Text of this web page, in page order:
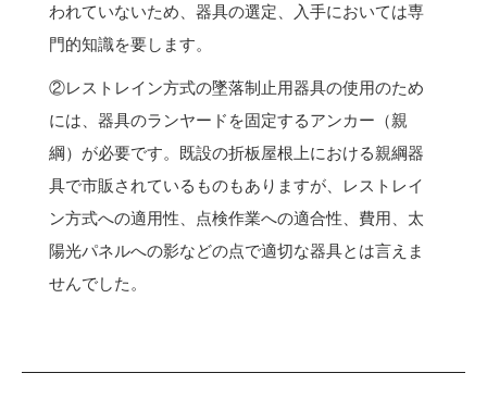
われていないため、器具の選定、入手においては専
門的知識を要します。
②レストレイン方式の墜落制止用器具の使用のため
には、器具のランヤードを固定するアンカー（親
綱）が必要です。既設の折板屋根上における親綱器
具で市販されているものもありますが、レストレイ
ン方式への適用性、点検作業への適合性、費用、太
陽光パネルへの影などの点で適切な器具とは言えま
せんでした。